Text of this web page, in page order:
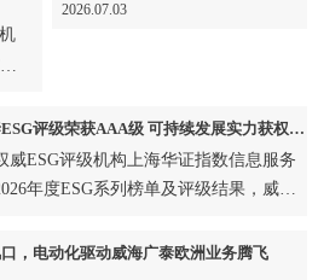
2026.07.03
喜报！威海广泰ESG评级荣获AAA级 可持续发展实力获权威认可
威ESG评级机构上海华证指数信息服务
年度ESG系列榜单及评级结果，威海
，电动化驱动威海广泰欧洲业务腾飞